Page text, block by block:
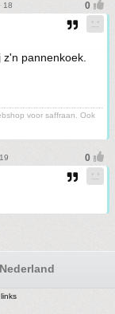
18
pannenkoek.
voor saffraan. Ook